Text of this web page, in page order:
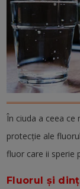
În ciuda a ceea
protecție ale
fluor care ii sperie
Fluorul și